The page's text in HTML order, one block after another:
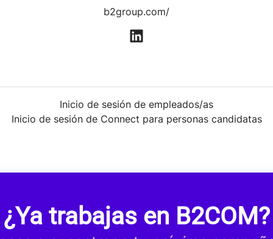
b2group.com/
Inicio de sesión de empleados/as
Inicio de sesión de Connect para personas candidatas
¿Ya trabajas en B2COM?